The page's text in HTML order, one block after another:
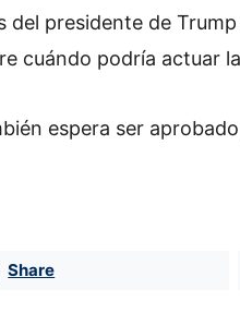
del presidente de
cuándo podría actuar
espera ser
Share